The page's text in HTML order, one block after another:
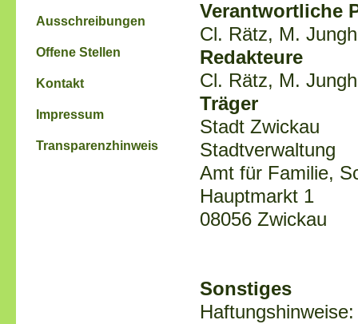
Ausschreibungen
Offene Stellen
Kontakt
Impressum
Transparenzhinweis
Verantwortliche
Cl. Rätz, M.
Redakteure
Cl. Rätz, M.
Träger
Stadt Zwickau
Stadtverwaltung
Amt für Familie,
Hauptmarkt 1
08056 Zwickau
Sonstiges
Haftungshinweise: